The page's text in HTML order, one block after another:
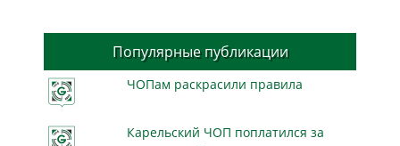
Популярные публикации
ЧОПам раскрасили правила
Карельский ЧОП поплатился за